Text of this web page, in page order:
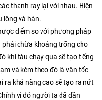
thanh ray lại với nhau. Hiện
lông và hàn.
điểm so với phương pháp
phải chừa khoảng trống cho
khi tàu chạy qua sẽ tạo tiếng
và kèm theo đó là vân tốc
ra khả năng cao sẽ tạo ra nứt
vì đó người ta đã dần